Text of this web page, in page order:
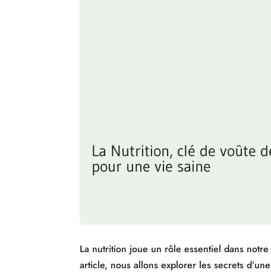
La Nutrition, clé de voûte
pour une vie saine
La nutrition joue un rôle essentiel dans
article, nous allons explorer les secrets